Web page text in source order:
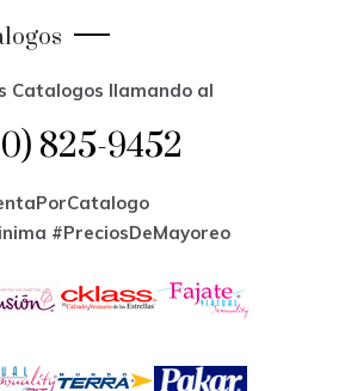
Catalogos llamando al
825-9452
#PreciosDeMayoreo